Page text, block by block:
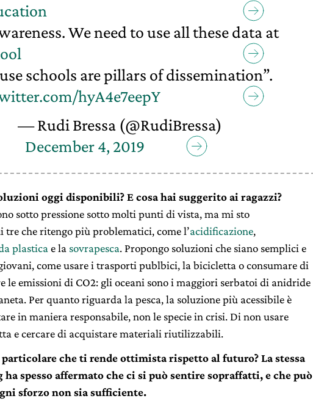
We need to use all these data at
schools are pillars of dissemination”.
hyA4e7eepY
— Rudi Bressa (@RudiBressa)
December 4, 2019
oggi disponibili? E cosa hai suggerito ai ragazzi?
sotto pressione sotto molti punti di vista, ma mi sto
tre che ritengo più problematici, come l’acidificazione,
plastica e la sovrapesca. Propongo soluzioni che siano semplici e
come usare i trasporti publbici, la bicicletta o consumare di
le emissioni di CO2: gli oceani sono i maggiori serbatoi di anidride
Per quanto riguarda la pesca, la soluzione più acessibile è
in maniera responsabile, non le specie in crisi. Di non usare
e cercare di acquistare materiali riutilizzabili.
particolare che ti rende ottimista rispetto al futuro? La stessa
ha spesso affermato che ci si può sentire sopraffatti, e che può
sforzo non sia sufficiente.